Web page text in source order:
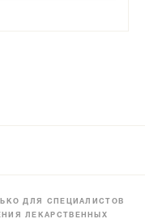
ДЛЯ СПЕЦИАЛИСТОВ
ЛЕКАРСТВЕННЫХ